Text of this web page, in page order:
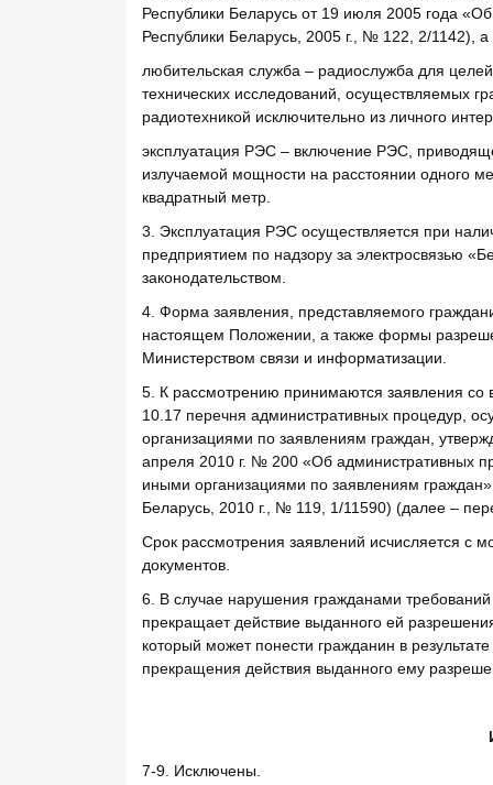
Республики Беларусь от 19 июля 2005 года
Республики Беларусь, 2005 г., № 122, 2/1142),
любительская служба – радиослужба для
технических исследований,
радиотехникой исключительно из личного
эксплуатация РЭС – включение РЭС,
излучаемой мощности на расстоянии одного
квадратный метр.
3. Эксплуатация РЭС осуществляется при
предприятием по надзору за электросвязью
законодательством.
4. Форма заявления, представляемого
настоящем Положении, а также формы
Министерством связи и информатизации.
5. К рассмотрению принимаются заявления
10.17 перечня административных процедур,
организациями по заявлениям граждан,
апреля 2010 г. № 200 «Об административных
иными организациями по заявлениям
Беларусь, 2010 г., № 119, 1/11590) (далее –
Срок рассмотрения заявлений исчисляется с
документов.
6. В случае нарушения гражданами
прекращает действие выданного ей
который может понести гражданин в
прекращения действия выданного ему
7-9. Исключены.